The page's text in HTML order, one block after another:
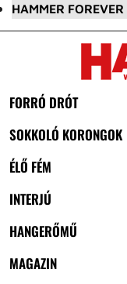
HAMMER FOREVER
FORRÓ DRÓT
SOKKOLÓ KORONGOK
ÉLŐ FÉM
INTERJÚ
HANGERŐMŰ
MAGAZIN